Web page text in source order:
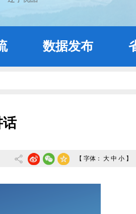
数据发布
话
【 字体： 大 中 小 】